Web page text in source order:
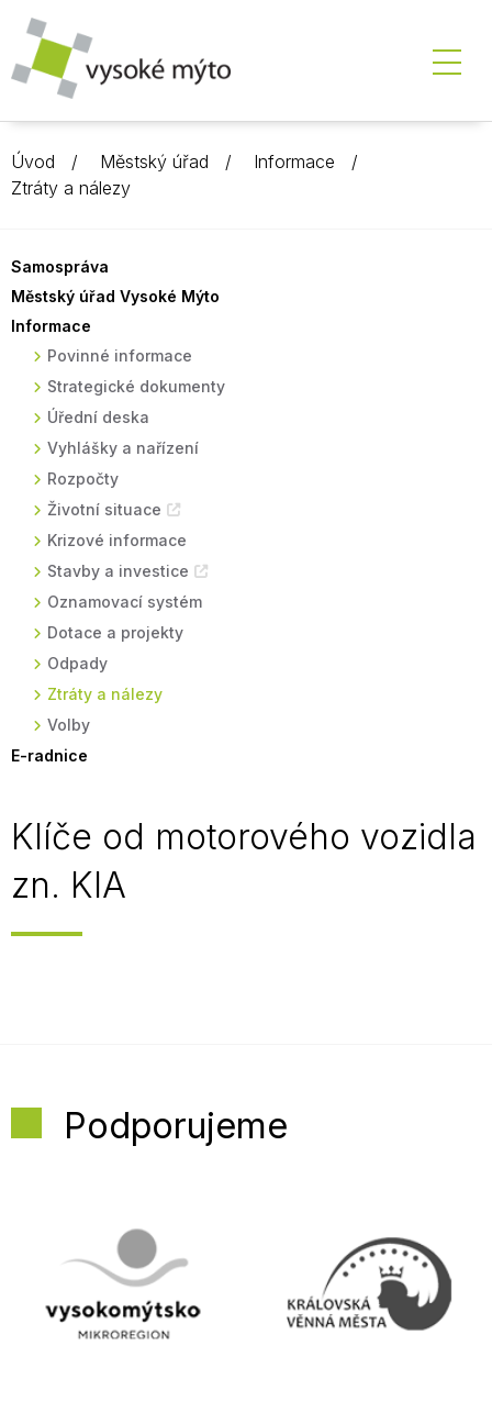
Úvod Městský úřad
Informace
Ztráty a nálezy
Samospráva
Městský úřad Vysoké Mýto
Informace
Povinné informace
Strategické dokumenty
Úřední deska
Vyhlášky a nařízení
Rozpočty
Životní situace
Krizové informace
Stavby a investice
Oznamovací systém
Dotace a projekty
Odpady
Ztráty a nálezy
Volby
E-radnice
Klíče od motorového vozidla
zn. KIA
Podporujeme